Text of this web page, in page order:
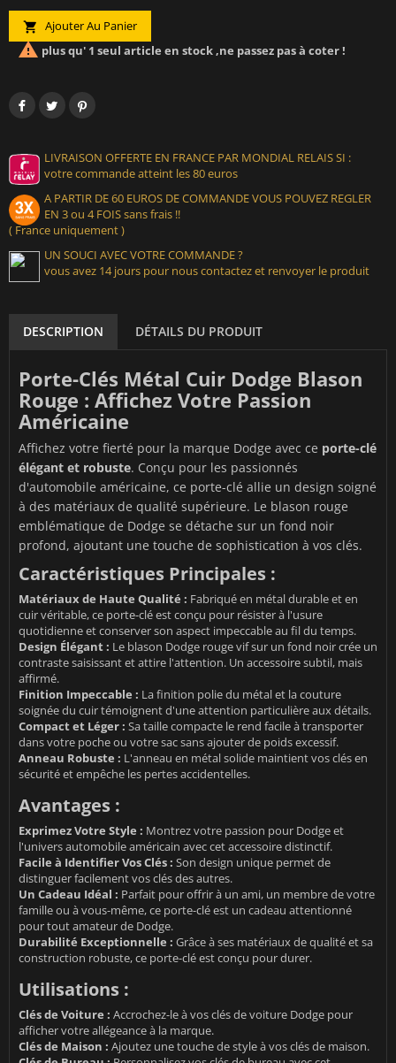
 Ajouter Au Panier
 plus qu' 1 seul article en stock ,ne passez pas à coter !
LIVRAISON OFFERTE EN FRANCE PAR MONDIAL RELAIS SI :
votre commande atteint les 80 euros
A PARTIR DE 60 EUROS DE COMMANDE VOUS POUVEZ REGLER
EN 3 ou 4 FOIS sans frais !!
( France uniquement )
UN SOUCI AVEC VOTRE COMMANDE ?
vous avez 14 jours pour nous contactez et renvoyer le produit
DESCRIPTION DÉTAILS DU PRODUIT
Porte-Clés Métal Cuir Dodge Blason
Rouge : Affichez Votre Passion
Américaine
Affichez votre fierté pour la marque Dodge avec ce porte-clé
élégant et robuste. Conçu pour les passionnés
d'automobile américaine, ce porte-clé allie un design soigné
à des matériaux de qualité supérieure. Le blason rouge
emblématique de Dodge se détache sur un fond noir
profond, ajoutant une touche de sophistication à vos clés.
Caractéristiques Principales :
Matériaux de Haute Qualité : Fabriqué en métal durable et en
cuir véritable, ce porte-clé est conçu pour résister à l'usure
quotidienne et conserver son aspect impeccable au fil du temps.
Design Élégant : Le blason Dodge rouge vif sur un fond noir crée un
contraste saisissant et attire l'attention. Un accessoire subtil, mais
affirmé.
Finition Impeccable : La finition polie du métal et la couture
soignée du cuir témoignent d'une attention particulière aux détails.
Compact et Léger : Sa taille compacte le rend facile à transporter
dans votre poche ou votre sac sans ajouter de poids excessif.
Anneau Robuste : L'anneau en métal solide maintient vos clés en
sécurité et empêche les pertes accidentelles.
Avantages :
Exprimez Votre Style : Montrez votre passion pour Dodge et
l'univers automobile américain avec cet accessoire distinctif.
Facile à Identifier Vos Clés : Son design unique permet de
distinguer facilement vos clés des autres.
Un Cadeau Idéal : Parfait pour offrir à un ami, un membre de votre
famille ou à vous-même, ce porte-clé est un cadeau attentionné
pour tout amateur de Dodge.
Durabilité Exceptionnelle : Grâce à ses matériaux de qualité et sa
construction robuste, ce porte-clé est conçu pour durer.
Utilisations :
Clés de Voiture : Accrochez-le à vos clés de voiture Dodge pour
afficher votre allégeance à la marque.
Clés de Maison : Ajoutez une touche de style à vos clés de maison.